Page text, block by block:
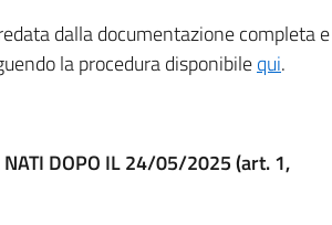
dalla documentazione completa e
la procedura disponibilequi.
NATI DOPO IL 24/05/2025 (art. 1,